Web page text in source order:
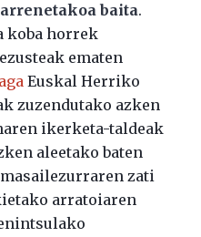
baita.
koba horrek
ematen
Euskal Herriko
zuzendutako azken
ikerketa-taldeak
aleetako baten
zati
arratoiaren